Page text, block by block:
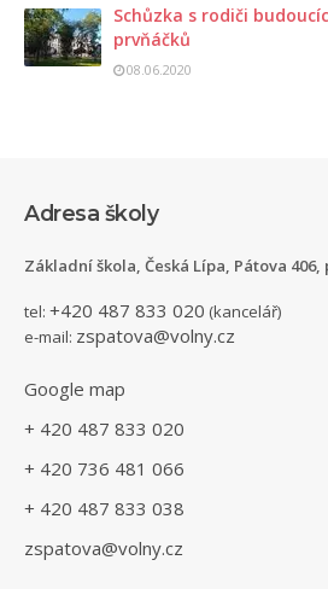
Schůzka s rodiči
prvňáčků
08.06.2020
Adresa školy
Základní škola, Česká Lípa, Pátova
tel: +420 487 833 020 (kancelář)
e-mail: zspatova@volny.cz
Google map
+ 420 487 833 020
+ 420 736 481 066
+ 420 487 833 038
zspatova@volny.cz